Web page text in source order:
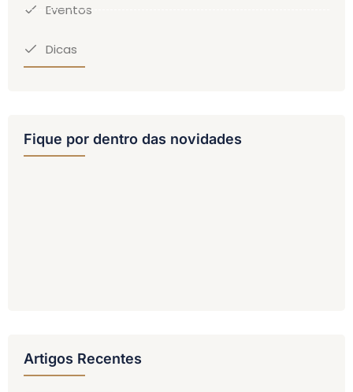
Eventos
Dicas
Fique por dentro das novidades
Artigos Recentes